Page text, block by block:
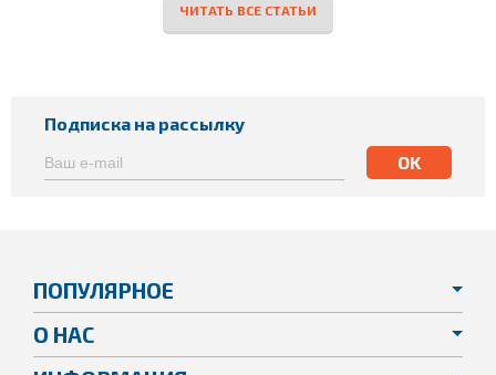
ЧИТАТЬ ВСЕ СТАТЬИ
Подписка на рассылку
ПОПУЛЯРНОЕ
О НАС